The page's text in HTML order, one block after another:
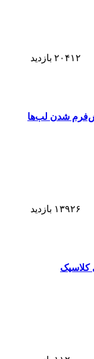
۲۰۴۱۲ بازدید
۱۳۹۲۶ بازدید